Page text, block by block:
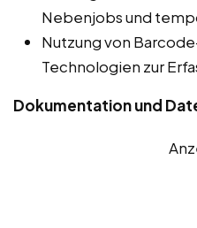
Nebenjobs und
Nutzung von
Technologien zur
Dokumentation und